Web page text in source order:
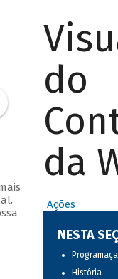
do
da
Ações
NESTA
História